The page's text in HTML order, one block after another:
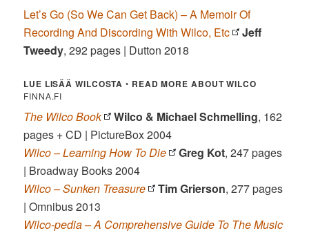
Let’s Go (So We Can Get Back) – A Memoir Of
Recording And Discording With Wilco, Etc
Jeff
Tweedy, 292 pages | Dutton 2018
LUE LISÄÄ WILCOSTA• READ MORE ABOUT WILCO
FINNA.FI
The Wilco Book Wilco & Michael Schmelling, 162
pages + CD | PictureBox 2004
Wilco – Learning How To Die
Greg Kot, 247 pages
| Broadway Books 2004
Wilco – Sunken Treasure
Tim Grierson, 277 pages
| Omnibus 2013
Wilco-pedia – A Comprehensive Guide To The Music